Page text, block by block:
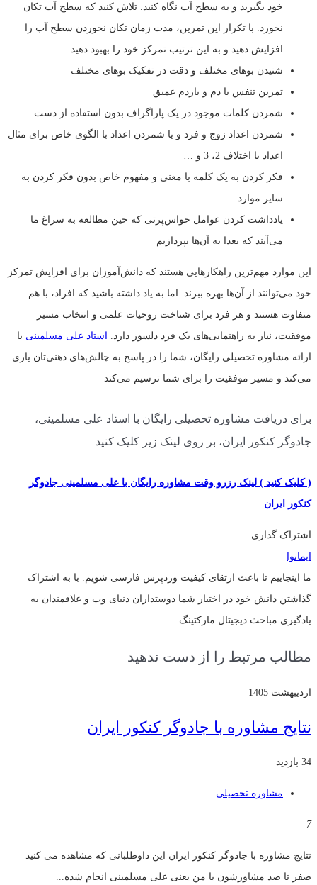
خود بگیرید و به سطح آب نگاه کنید. تلاش کنید که سطح آب تکان
نخورد. با تکرار این تمرین، مدت زمان تکان نخوردن سطح آب را
افزایش دهید و به این ترتیب تمرکز خود را بهبود دهید.
شنیدن بوهای مختلف و دقت در تفکیک بوهای مختلف
تمرین تنفس با دم و بازدم عمیق
شمردن کلمات موجود در یک پاراگراف بدون استفاده از دست
شمردن اعداد زوج و فرد و یا شمردن اعداد با الگوی خاص برای مثال
اعداد با اختلاف 2، 3 و …
فکر کردن به یک کلمه با معنی و مفهوم خاص بدون فکر کردن به
سایر موارد
یادداشت کردن عوامل حواس‌پرتی که حین مطالعه به سراغ ما
می‌آیند که بعدا به آن‌ها بپردازیم
این موارد مهم‌ترین راهکارهایی هستند که دانش‌آموزان برای افزایش تمرکز
خود می‌توانند از آن‌ها بهره ببرند. اما به یاد داشته باشید که افراد، با هم
متفاوت هستند و هر فرد برای شناخت روحیات علمی و انتخاب مسیر
موفقیت، نیاز به راهنمایی‌های یک فرد دلسوز دارد. استاد علی مسلمینی با
ارائه مشاوره تحصیلی رایگان، شما را در پاسخ به چالش‌های ذهنی‌تان یاری
می‌کند و مسیر موفقیت را برای شما ترسیم می‌کند
برای دریافت مشاوره تحصیلی رایگان با استاد علی مسلمینی،
جادوگر کنکور ایران، بر روی لینک زیر کلیک کنید
( کلیک کنید ) لینک رزرو وقت مشاوره رایگان با علی مسلمینی جادوگر
کنکور ایران
اشتراک گذاری
ایمانوا
ما اینجاییم تا باعث ارتقای کیفیت وردپرس فارسی شویم. با به اشتراک
گذاشتن دانش خود در اختیار شما دوستداران دنیای وب و علاقمندان به
یادگیری مباحث دیجیتال مارکتینگ.
مطالب مرتبط را از دست ندهید
اردیبهشت 1405
نتایج مشاوره با جادوگر کنکور ایران
34 بازدید
مشاوره تحصیلی
7
نتایج مشاوره با جادوگر کنکور ایران این داوطلبانی که مشاهده می کنید
صفر تا صد مشاورشون با من یعنی علی مسلمینی انجام شده...